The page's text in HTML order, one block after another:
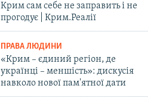
Крим сам себе не заправить і не
прогодує | Крим.Реалії
ПРАВА ЛЮДИНИ
«Крим – єдиний регіон, де
українці – меншість»: дискусія
навколо нової пам'ятної дати